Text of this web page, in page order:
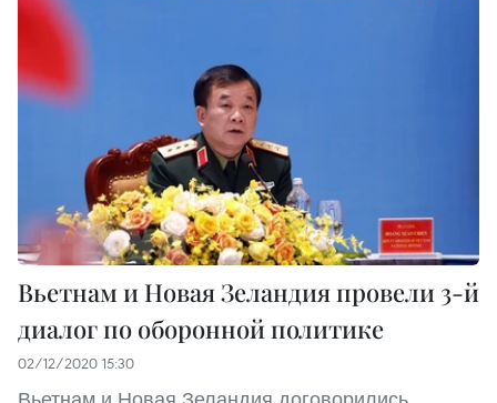
Вьетнам и Новая Зеландия провели 3-й
диалог по оборонной политике
02/12/2020 15:30